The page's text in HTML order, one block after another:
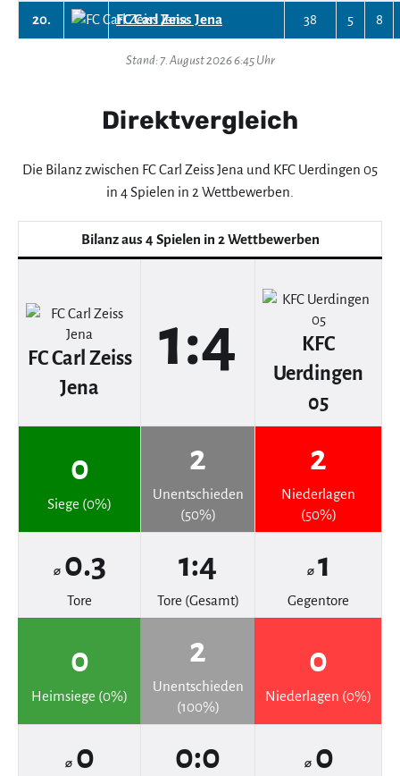
20. FC Carl Zeiss Jena 38 5 8
Stand: 7. August 2026 6:45 Uhr
Direktvergleich
Die Bilanz zwischen FC Carl Zeiss Jena und KFC Uerdingen 05
in 4 Spielen in 2 Wettbewerben.
Bilanz aus 4 Spielen in 2 Wettbewerben
FC Carl Zeiss
Jena
1:4
KFC
Uerdingen
05
0
Siege (0%)
2
Unentschieden
(50%)
2
Niederlagen
(50%)
⌀ 0.3
Tore
1:4
Tore (Gesamt)
⌀ 1
Gegentore
0
Heimsiege (0%)
2
Unentschieden
(100%)
0
Niederlagen (0%)
⌀ 0 0:0 ⌀ 0